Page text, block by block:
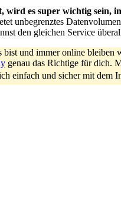
wird es super wichtig sein,
unbegrenztes
den gleichen Service
und immer online bleiben
genau das Richtige für dich.
einfach und sicher mit dem